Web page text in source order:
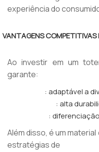
experiência do
VANTAGENS
Ao investir em um
garante:
: adaptável a
: alta
:
Além disso, é um
estratégias de